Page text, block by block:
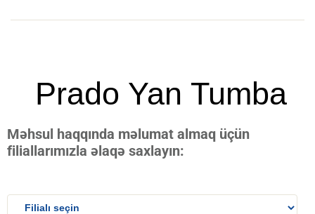
Prado Yan Tumba
Məhsul haqqında məlumat almaq üçün
filiallarımızla əlaqə saxlayın: